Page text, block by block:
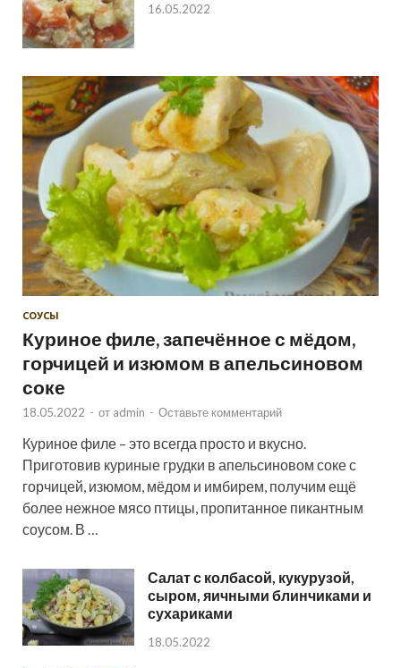
16.05.2022
СОУСЫ
Куриное филе, запечённое с мёдом,
горчицей и изюмом в апельсиновом
соке
18.05.2022 - от admin - Оставьте комментарий
Куриное филе – это всегда просто и вкусно.
Приготовив куриные грудки в апельсиновом соке с
горчицей, изюмом, мёдом и имбирем, получим ещё
более нежное мясо птицы, пропитанное пикантным
соусом. В …
Салат с колбасой, кукурузой,
сыром, яичными блинчиками и
сухариками
18.05.2022